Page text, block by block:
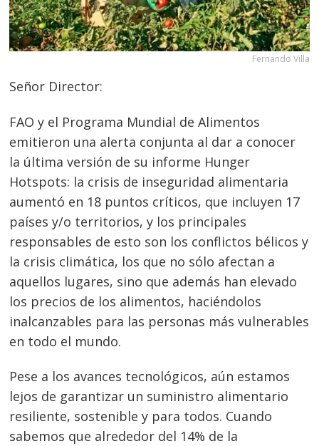
Fernando Villa
Señor Director:
FAO y el Programa Mundial de Alimentos
emitieron una alerta conjunta al dar a conocer
la última versión de su informe Hunger
Hotspots: la crisis de inseguridad alimentaria
aumentó en 18 puntos críticos, que incluyen 17
países y/o territorios, y los principales
responsables de esto son los conflictos bélicos y
la crisis climática, los que no sólo afectan a
aquellos lugares, sino que además han elevado
los precios de los alimentos, haciéndolos
inalcanzables para las personas más vulnerables
en todo el mundo.
Pese a los avances tecnológicos, aún estamos
lejos de garantizar un suministro alimentario
resiliente, sostenible y para todos. Cuando
sabemos que alrededor del 14% de la